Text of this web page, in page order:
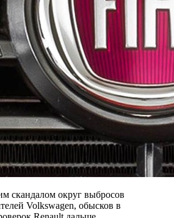
скандалом округ выбросов
Volkswagen, обысков в